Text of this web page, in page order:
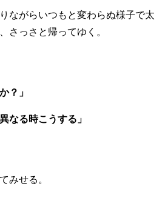
ながらいつもと変わらぬ様子で太
さっさと帰ってゆく。
？」
なる時こうする」
みせる。